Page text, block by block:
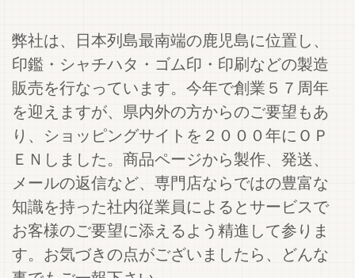
弊社は、日本列島最南端の鹿児島に位置し、
印鑑・シャチハタ・ゴム印・印刷などの製造
販売を行なっています。今年で創業５７周年
を迎えますが、県内外の方からのご要望もあ
り、ショッピングサイトを２０００年にＯＰ
ＥＮしました。商品ページから製作、発送、
メールの返信など、専門店ならではの豊富な
知識を持った社内従業員によるとサービスで
お客様のご要望に添えるよう精進して参りま
す。お気づきの点がございましたら、どんな